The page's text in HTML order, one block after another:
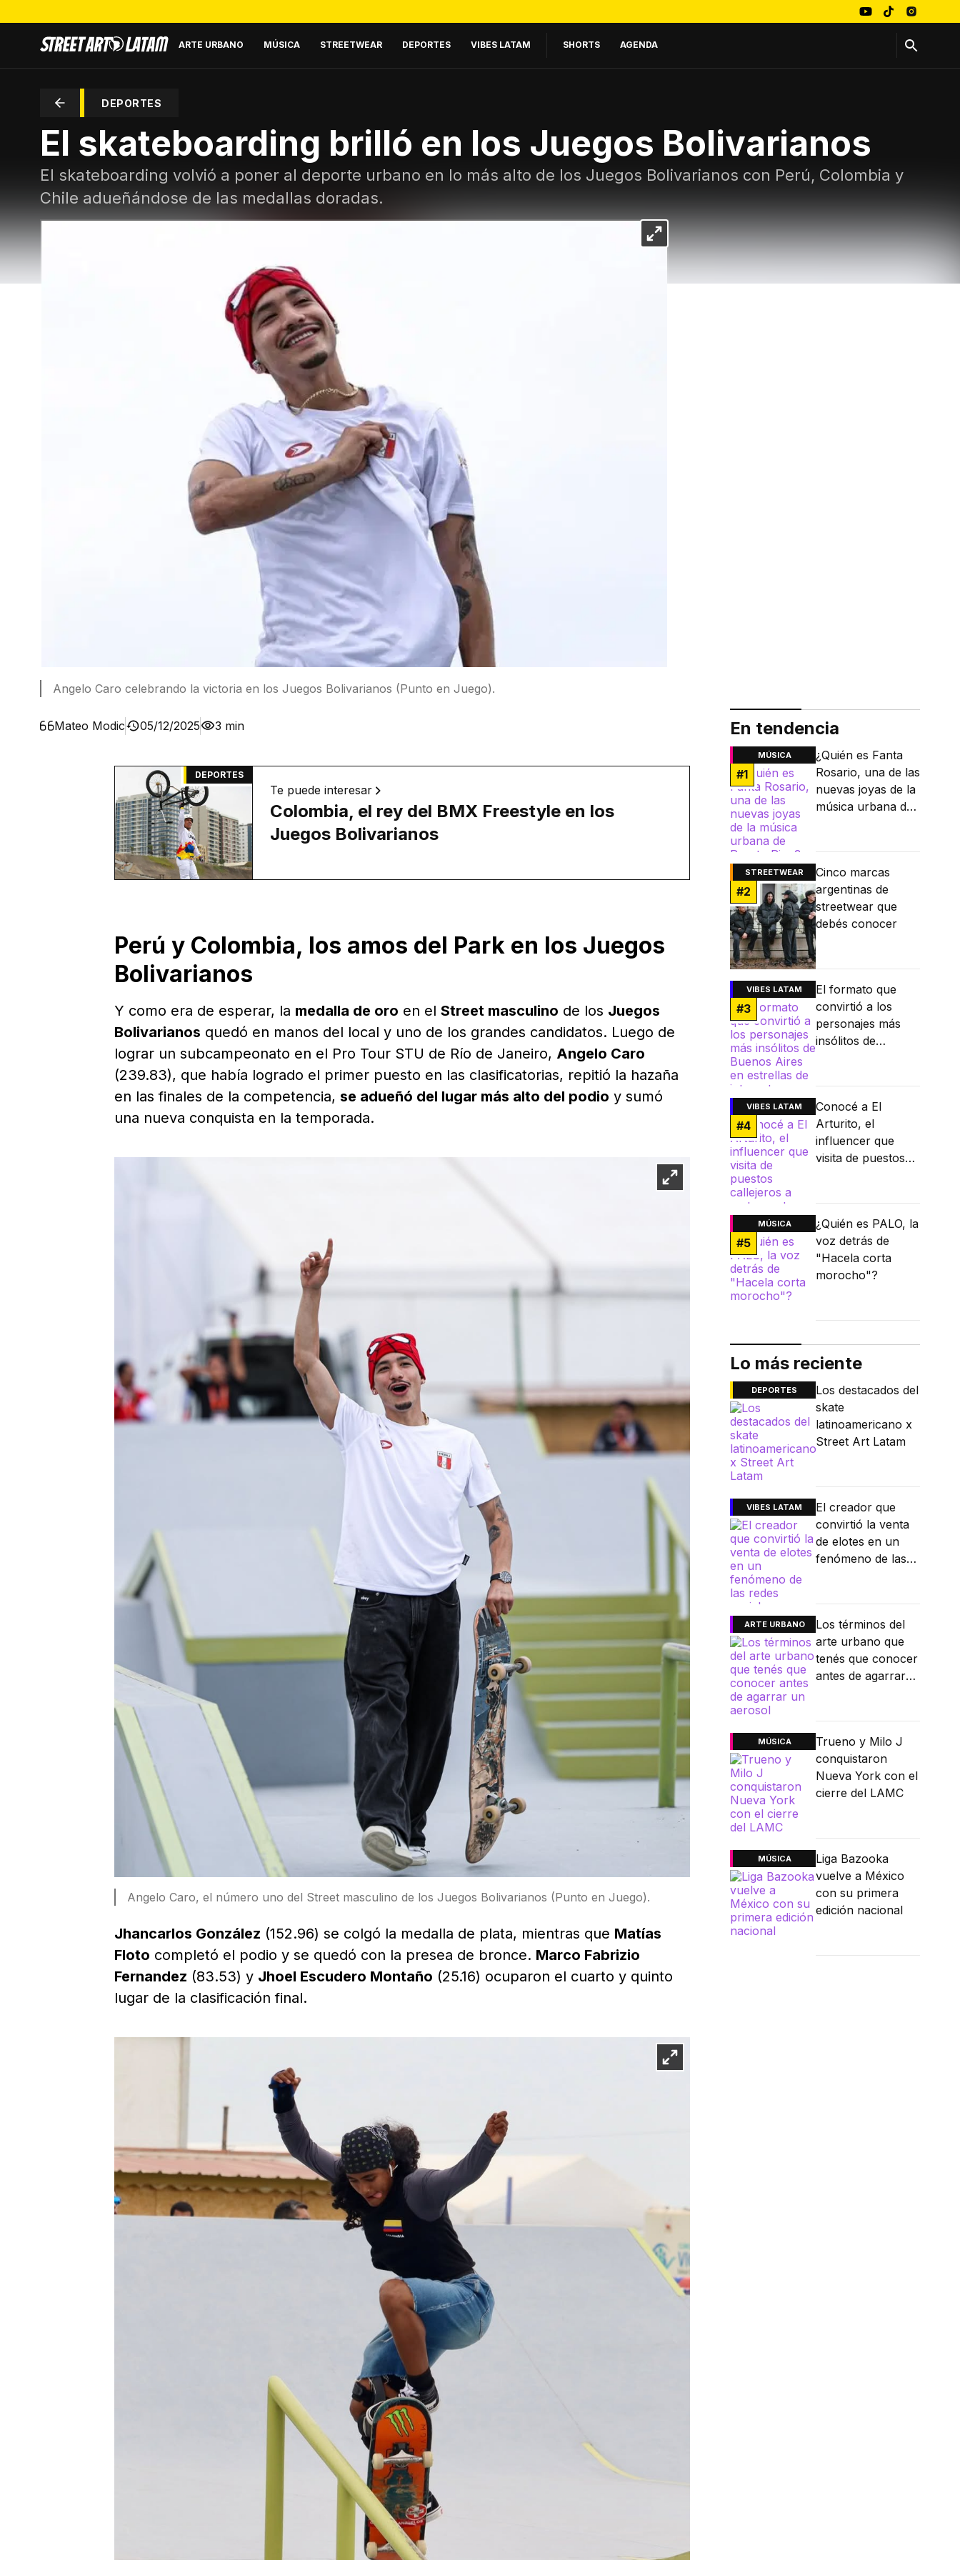
ARTE URBANO MÚSICA STREETWEAR DEPORTES VIBES LATAM SHORTS AGENDA
DEPORTES
El skateboarding brilló en los Juegos Bolivarianos
El skateboarding volvió a poner al deporte urbano en lo más alto de los Juegos Bolivarianos con Perú, Colombia y
Chile adueñándose de las medallas doradas.
Angelo Caro celebrando la victoria en los Juegos Bolivarianos (Punto en Juego).
Mateo Modic 05/12/2025 3 min
DEPORTES
Te puede interesar
Colombia, el rey del BMX Freestyle en los
Juegos Bolivarianos
Perú y Colombia, los amos del Park en los Juegos
Bolivarianos
Y como era de esperar, la medalla de oro en el Street masculino de los Juegos
Bolivarianos quedó en manos del local y uno de los grandes candidatos. Luego de
lograr un subcampeonato en el Pro Tour STU de Río de Janeiro, Angelo Caro
(239.83), que había logrado el primer puesto en las clasificatorias, repitió la hazaña
en las finales de la competencia, se adueñó del lugar más alto del podio y sumó
una nueva conquista en la temporada.
Angelo Caro, el número uno del Street masculino de los Juegos Bolivarianos (Punto en Juego).
Jhancarlos González (152.96) se colgó la medalla de plata, mientras que Matías
Floto completó el podio y se quedó con la presea de bronce. Marco Fabrizio
Fernandez (83.53) y Jhoel Escudero Montaño (25.16) ocuparon el cuarto y quinto
lugar de la clasificación final.
En tendencia
MÚSICA
#1
¿Quién es Fanta
Rosario, una de las
nuevas joyas de la
música urbana de
STREETWEAR
#2
Cinco marcas
argentinas de
streetwear que
debés conocer
VIBES LATAM
#3
El formato que
convirtió a los
personajes más
insólitos de
VIBES LATAM
#4
Conocé a El
Arturito, el
influencer que
visita de puestos
MÚSICA
#5
¿Quién es PALO, la
voz detrás de
"Hacela corta
morocho"?
Lo más reciente
DEPORTES
Los destacados del
skate
latinoamericano x
Street Art Latam
VIBES LATAM
El creador que
convirtió la venta
de elotes en un
fenómeno de las
ARTE URBANO
Los términos del
arte urbano que
tenés que conocer
antes de agarrar
MÚSICA
Trueno y Milo J
conquistaron
Nueva York con el
cierre del LAMC
MÚSICA
Liga Bazooka
vuelve a México
con su primera
edición nacional